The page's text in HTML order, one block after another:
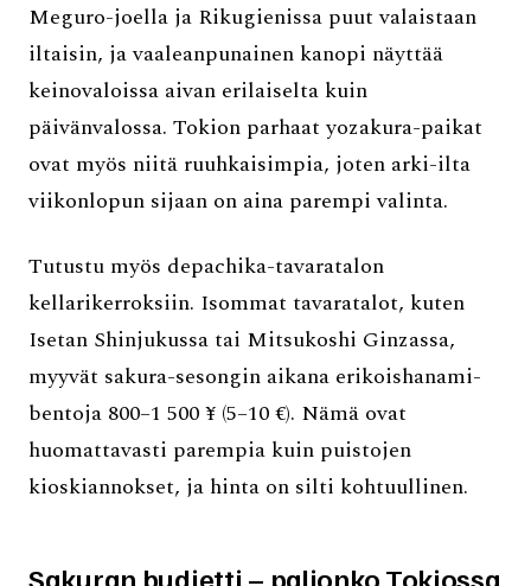
Meguro-joella ja Rikugienissa puut valaistaan
iltaisin, ja vaaleanpunainen kanopi näyttää
keinovaloissa aivan erilaiselta kuin
päivänvalossa. Tokion parhaat yozakura-paikat
ovat myös niitä ruuhkaisimpia, joten arki-ilta
viikonlopun sijaan on aina parempi valinta.
Tutustu myös depachika-tavaratalon
kellarikerroksiin. Isommat tavaratalot, kuten
Isetan Shinjukussa tai Mitsukoshi Ginzassa,
myyvät sakura-sesongin aikana erikoishanami-
bentoja 800–1 500 ¥ (5–10 €). Nämä ovat
huomattavasti parempia kuin puistojen
kioskiannokset, ja hinta on silti kohtuullinen.
Sakuran budjetti – paljonko Tokiossa